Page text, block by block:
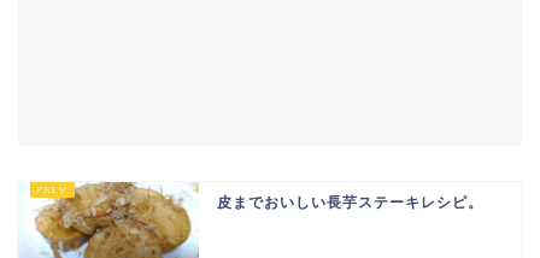
皮までおいしい長芋ステーキレシピ。